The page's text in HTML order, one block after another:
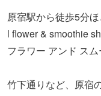
原宿駅から徒歩5分
l flower & smoothie
フラワー アンド スム
竹下通りなど、原宿